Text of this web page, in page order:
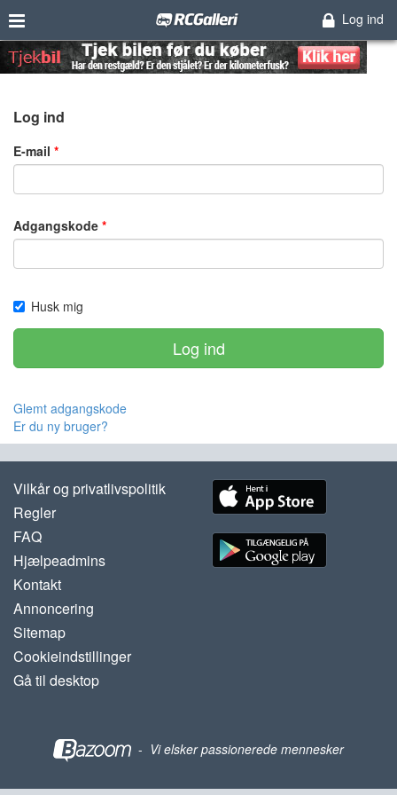
Log ind
Log ind
E-mail
Adgangskode
Husk mig
Log ind
Glemt adgangskode
Er du ny bruger?
Vilkår og privatlivspolitik
Regler
FAQ
Hjælpeadmins
Kontakt
Annoncering
Sitemap
Cookieindstillinger
Gå til desktop
- Vi elsker passionerede mennesker